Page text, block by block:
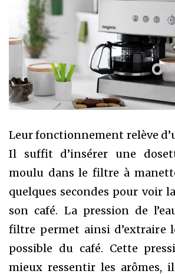
Leur fonctionnement relève
Il suffit d’insérer une
moulu dans le filtre à
quelques secondes pour voir
son café. La pression de
filtre permet ainsi d’extraire
possible du café. Cette
mieux ressentir les arômes,